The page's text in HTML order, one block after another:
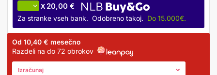
X 20,00 €
Za stranke vseh bank. Odobreno takoj. Do 15.000€.
Od 10,40 € mesečno
Razdeli na do 72 obrokov
Izračunaj